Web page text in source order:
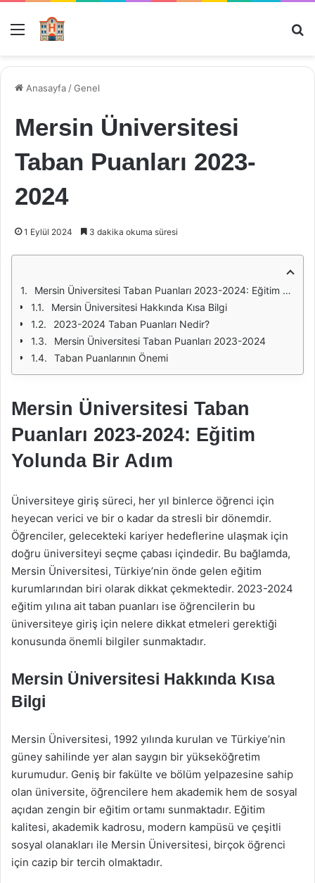
Menü
Anasayfa /Genel
Mersin Üniversitesi
Taban Puanları 2023-
2024
1 Eylül 2024 3 dakika okuma süresi
Mersin Üniversitesi Taban Puanları 2023-2024: Eğitim Yolunda Bir Adım
Mersin Üniversitesi Hakkında Kısa Bilgi
2023-2024 Taban Puanları Nedir?
Mersin Üniversitesi Taban Puanları 2023-2024
Taban Puanlarının Önemi
Mersin Üniversitesi Taban
Puanları 2023-2024: Eğitim
Yolunda Bir Adım
Üniversiteye giriş süreci, her yıl binlerce öğrenci için
heyecan verici ve bir o kadar da stresli bir dönemdir.
Öğrenciler, gelecekteki kariyer hedeflerine ulaşmak için
doğru üniversiteyi seçme çabası içindedir. Bu bağlamda,
Mersin Üniversitesi, Türkiye’nin önde gelen eğitim
kurumlarından biri olarak dikkat çekmektedir. 2023-2024
eğitim yılına ait taban puanları ise öğrencilerin bu
üniversiteye giriş için nelere dikkat etmeleri gerektiği
konusunda önemli bilgiler sunmaktadır.
Mersin Üniversitesi Hakkında Kısa
Bilgi
Mersin Üniversitesi, 1992 yılında kurulan ve Türkiye’nin
güney sahilinde yer alan saygın bir yükseköğretim
kurumudur. Geniş bir fakülte ve bölüm yelpazesine sahip
olan üniversite, öğrencilere hem akademik hem de sosyal
açıdan zengin bir eğitim ortamı sunmaktadır. Eğitim
kalitesi, akademik kadrosu, modern kampüsü ve çeşitli
sosyal olanakları ile Mersin Üniversitesi, birçok öğrenci
için cazip bir tercih olmaktadır.